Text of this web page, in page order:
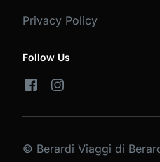
Privacy Policy
Follow Us
© Berardi Viaggi di